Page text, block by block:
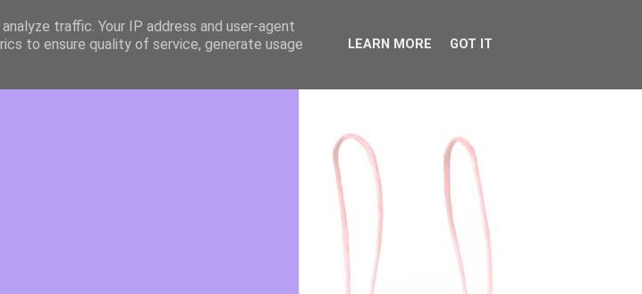
traffic. Your IP address and user-agent
to ensure quality of service, generate usage
LEARN MORE GOT IT